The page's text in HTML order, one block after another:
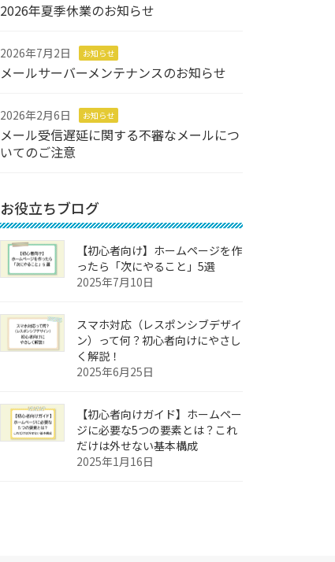
2026年夏季休業のお知らせ
2026年7月2日 お知らせ
メールサーバーメンテナンスのお知らせ
2026年2月6日 お知らせ
メール受信遅延に関する不審なメールにつ
いてのご注意
お役立ちブログ
【初心者向け】ホームページを作
ったら「次にやること」5選
2025年7月10日
スマホ対応（レスポンシブデザイ
ン）って何？初心者向けにやさし
く解説！
2025年6月25日
【初心者向けガイド】ホームペー
ジに必要な5つの要素とは？これ
だけは外せない基本構成
2025年1月16日